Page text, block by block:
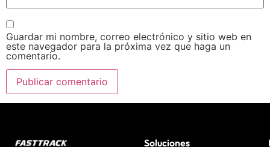
Guardar mi nombre, correo electrónico y sitio web en
este navegador para la próxima vez que haga un
comentario.
Soluciones